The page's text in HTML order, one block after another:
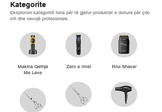
Kategorite
Eksploroni kategoritë tona për të gjetur produktet e duhura për çdo
stil dhe nevojë profesionale.
Makina Qethje
Me Leve
Zero e Imet Rrul Shaver